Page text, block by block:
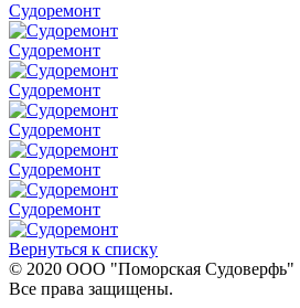
Судоремонт
Судоремонт
Судоремонт
Судоремонт
Судоремонт
Судоремонт
Вернуться к списку
© 2020 ООО "Поморская Cудоверфь"
Все права защищены.